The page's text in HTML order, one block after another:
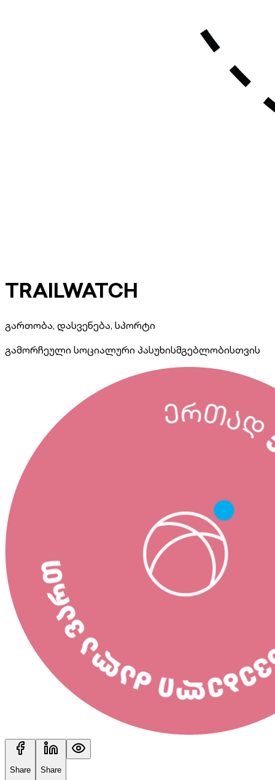
TRAILWATCH
გართობა, დასვენება, სპორტი
გამორჩეული სოციალური პასუხისმგებლობისთვის
Share Share